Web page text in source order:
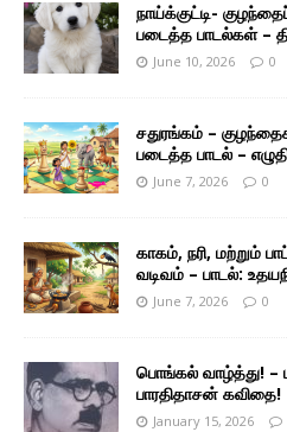
நாய்க்குட்டி-
படைத்த பாடல்கள் –
June 10, 2026 0
சதுரங்கம் –
படைத்த பாடல் –
June 7, 2026 0
காகம், நரி, மற்றும்
வடிவம் – பாடல்:
June 7, 2026 0
பொங்கல் வாழ்த்து! –
பாரதிதாசன் கவிதை!
January 15, 2026